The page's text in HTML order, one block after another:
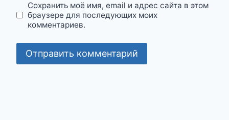
Сохранить моё имя, email и адрес сайта в этом
браузере для последующих моих
комментариев.